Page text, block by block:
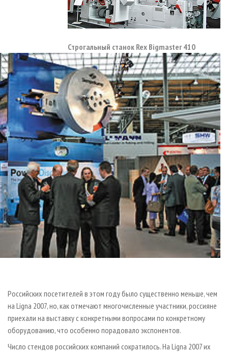
Строгальный станок Rex Bigmaster 410
Российских посетителей в этом году было существенно меньше, чем
на Ligna 2007, но, как отмечают многочисленные участники, россияне
приехали на выставку с конкретными вопросами по конкретному
оборудованию, что особенно порадовало экспонентов.
Число стендов российских компаний сократилось. На Ligna 2007 их